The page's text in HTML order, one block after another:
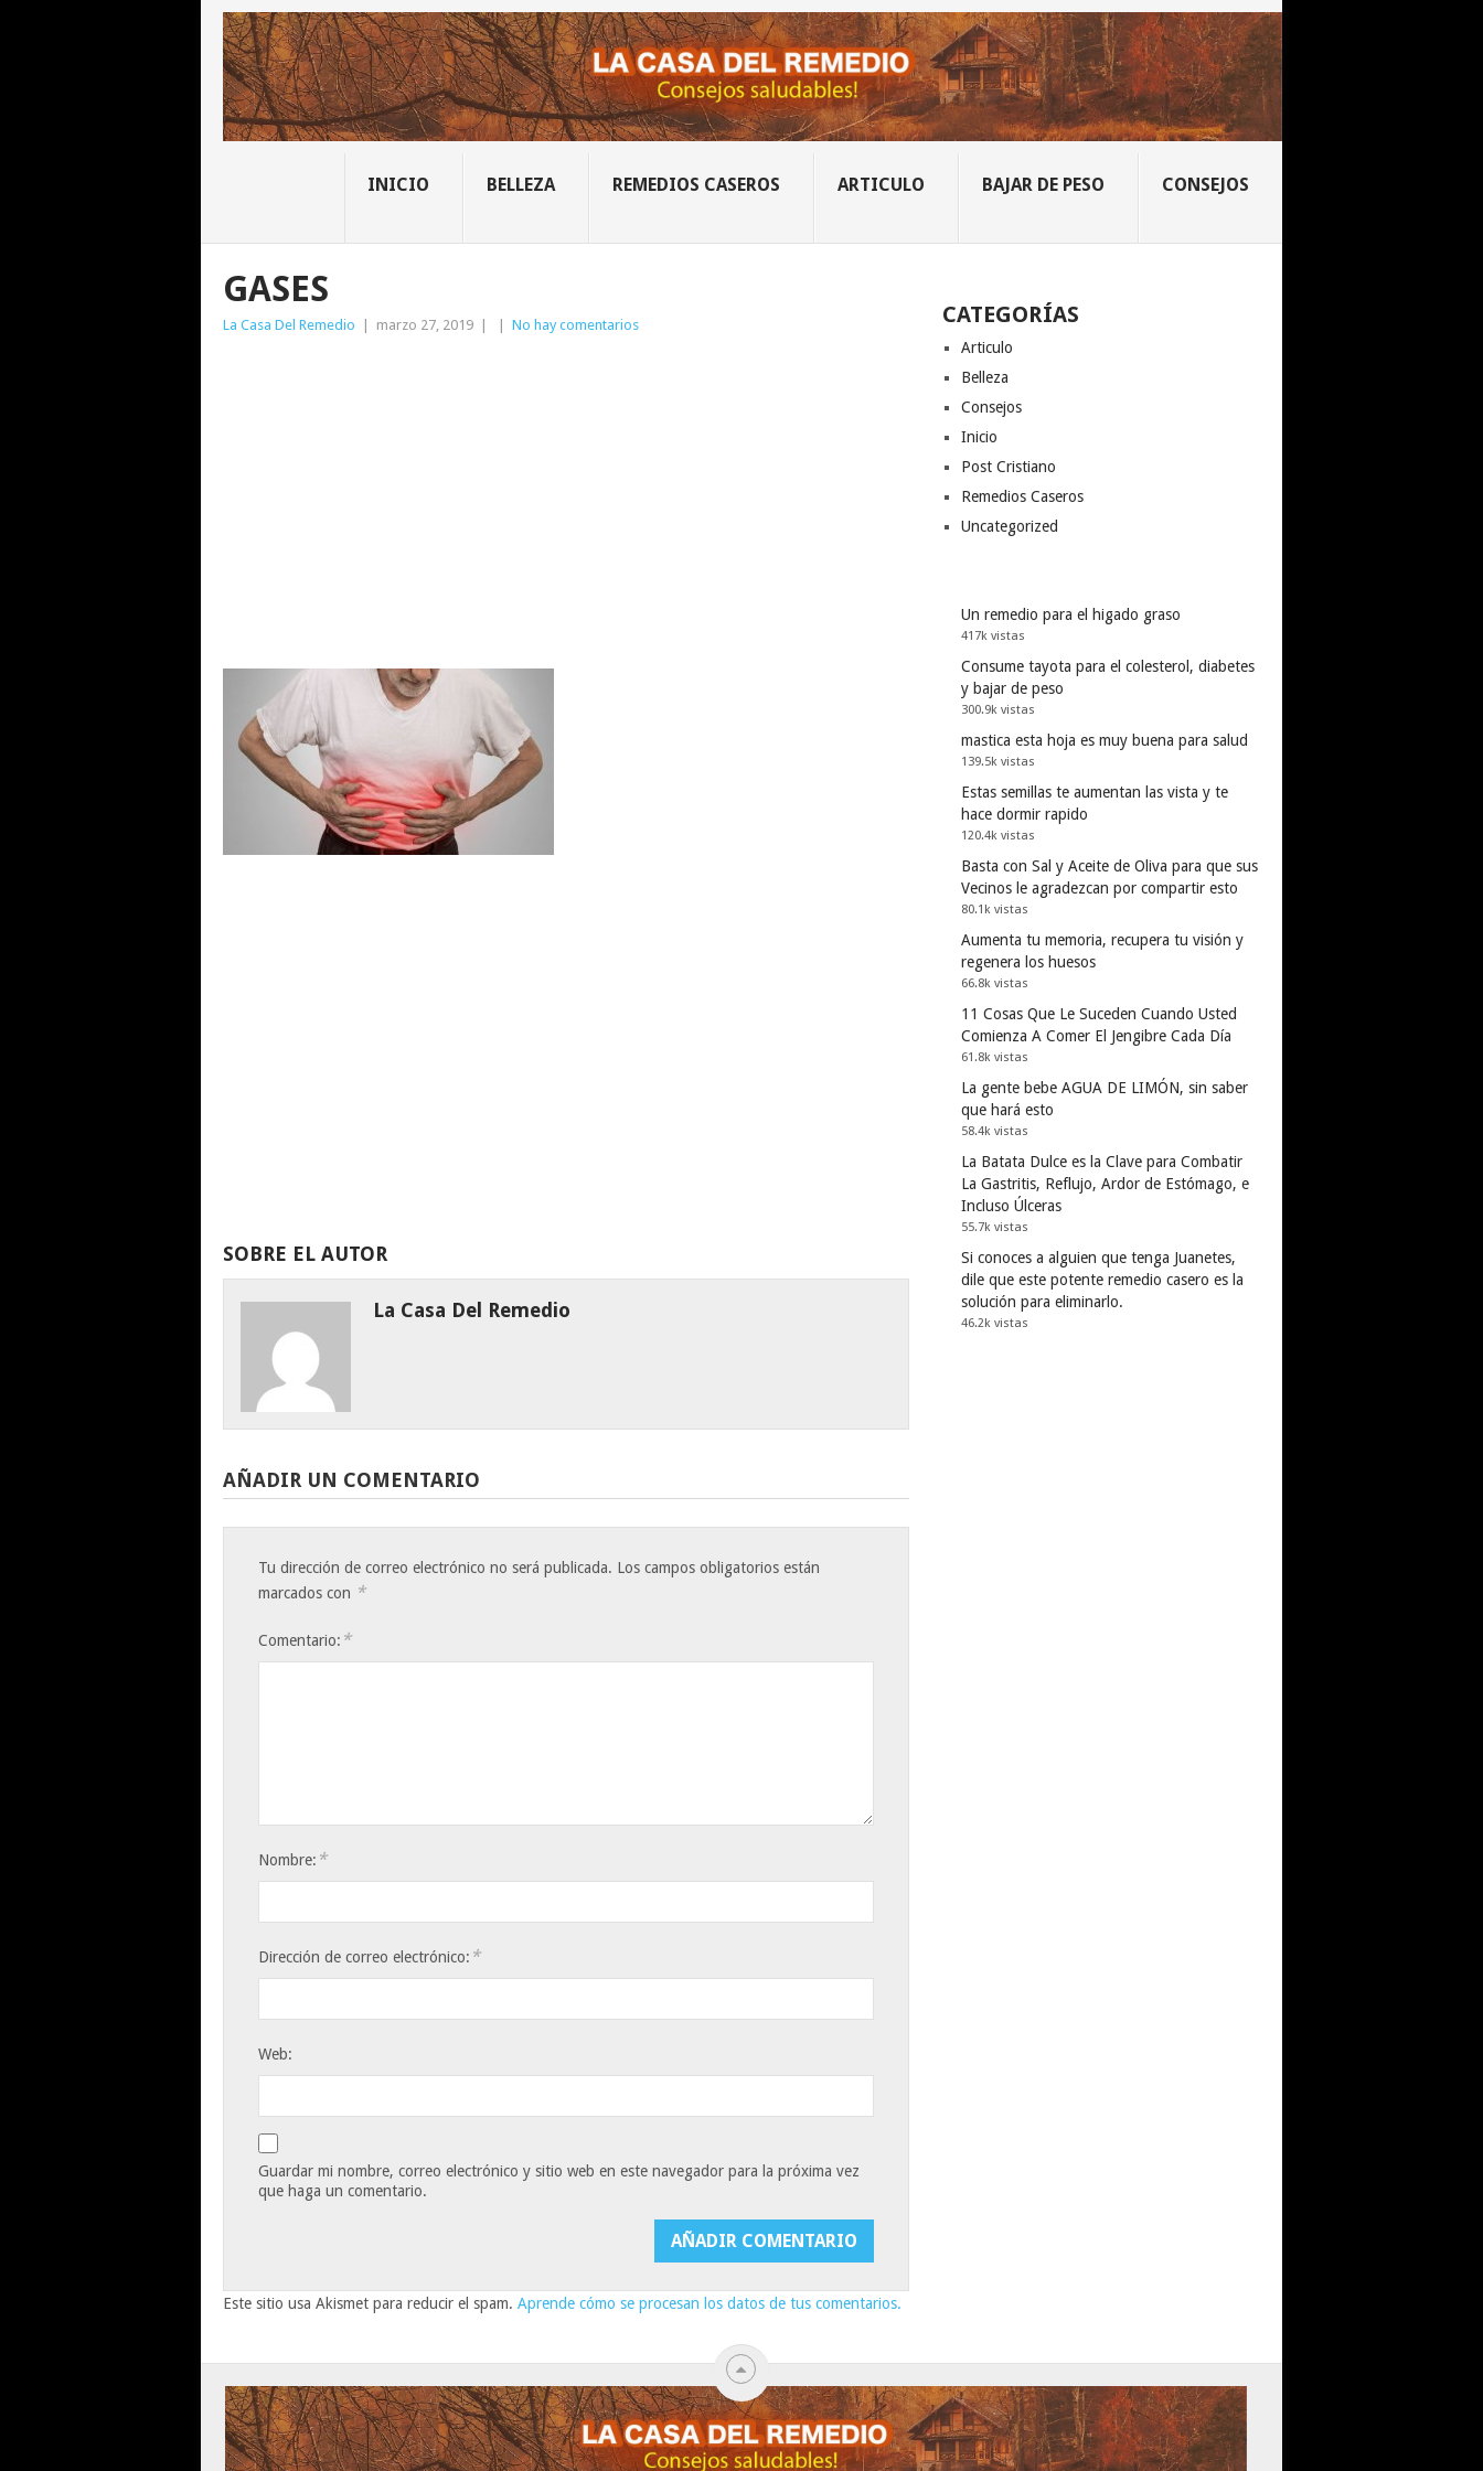
INICIO BELLEZA REMEDIOS CASEROS ARTICULO BAJAR DE PESO CONSEJOS
GASES
La Casa Del Remedio | marzo 27, 2019 | | No hay comentarios
SOBRE EL AUTOR
La Casa Del Remedio
AÑADIR UN COMENTARIO
Tu dirección de correo electrónico no será publicada. Los campos obligatorios están
marcados con *
Comentario: *
Nombre: *
Dirección de correo electrónico: *
Web:
Guardar mi nombre, correo electrónico y sitio web en este navegador para la próxima vez
que haga un comentario.
Este sitio usa Akismet para reducir el spam. Aprende cómo se procesan los datos de tus comentarios.
CATEGORÍAS
Articulo
Belleza
Consejos
Inicio
Post Cristiano
Remedios Caseros
Uncategorized
Un remedio para el higado graso
417k vistas
Consume tayota para el colesterol, diabetes
y bajar de peso
300.9k vistas
mastica esta hoja es muy buena para salud
139.5k vistas
Estas semillas te aumentan las vista y te
hace dormir rapido
120.4k vistas
Basta con Sal y Aceite de Oliva para que sus
Vecinos le agradezcan por compartir esto
80.1k vistas
Aumenta tu memoria, recupera tu visión y
regenera los huesos
66.8k vistas
11 Cosas Que Le Suceden Cuando Usted
Comienza A Comer El Jengibre Cada Día
61.8k vistas
La gente bebe AGUA DE LIMÓN, sin saber
que hará esto
58.4k vistas
La Batata Dulce es la Clave para Combatir
La Gastritis, Reflujo, Ardor de Estómago, e
Incluso Úlceras
55.7k vistas
Si conoces a alguien que tenga Juanetes,
dile que este potente remedio casero es la
solución para eliminarlo.
46.2k vistas